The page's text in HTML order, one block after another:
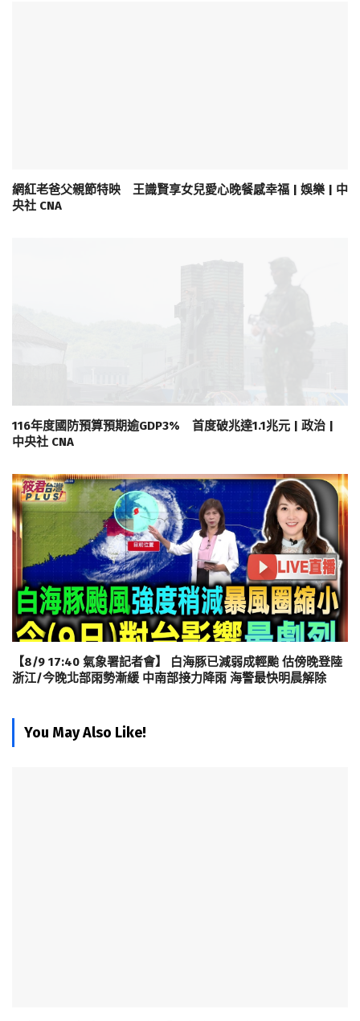
網紅老爸父親節特映 王識賢享女兒愛心晚餐感幸福 | 娛樂 | 中
央社 CNA
116年度國防預算預期逾GDP3% 首度破兆達1.1兆元 | 政治 |
中央社 CNA
【8/9 17:40 氣象署記者會】 白海豚已減弱成輕颱 估傍晚登陸
浙江/今晚北部雨勢漸緩 中南部接力降雨 海警最快明晨解除
You May Also Like!